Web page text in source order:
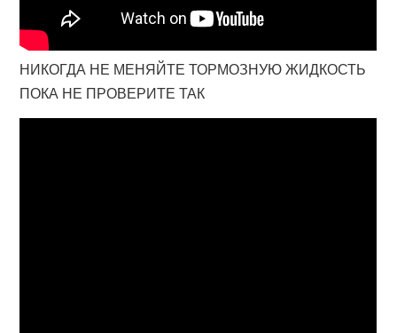
НИКОГДА НЕ МЕНЯЙТЕ ТОРМОЗНУЮ ЖИДКОСТЬ
ПОКА НЕ ПРОВЕРИТЕ ТАК